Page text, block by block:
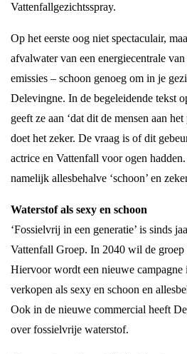
Vattenfallgezichtsspray.
Op het eerste oog niet spectaculair,
afvalwater van een energiecentrale
emissies – schoon genoeg om in je
Delevingne. In de begeleidende tekst
geeft ze aan ‘dat dit de mensen aan
doet het zeker. De vraag is of dit
actrice en Vattenfall voor ogen
namelijk allesbehalve ‘schoon’ en
Waterstof als sexy en schoon
‘Fossielvrij in een generatie’ is sinds
Vattenfall Groep. In 2040 wil de groep
Hiervoor wordt een nieuwe campagne
verkopen als sexy en schoon en
Ook in de nieuwe commercial heeft
over fossielvrije waterstof.